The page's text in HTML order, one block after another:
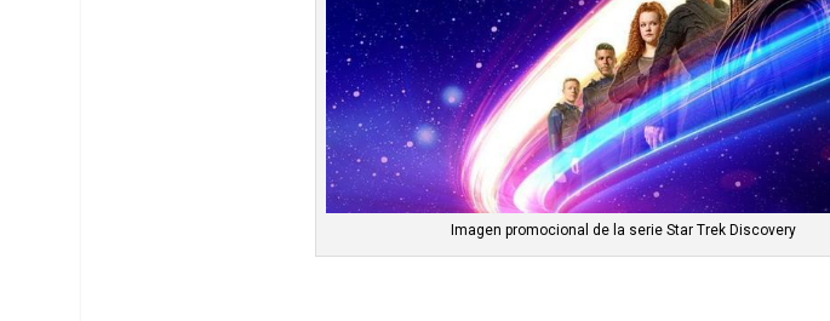
Imagen promocional de la serie Star Trek Discovery